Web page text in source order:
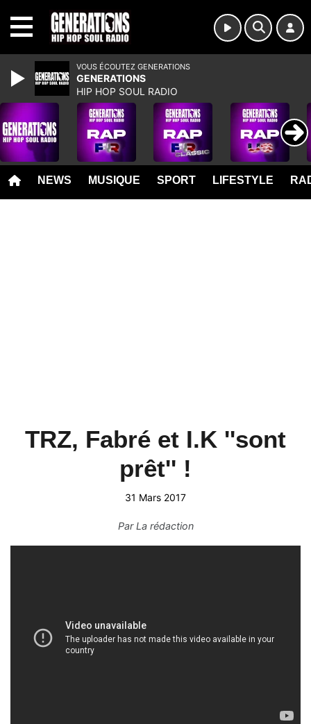
NEWS MUSIQUE SPORT LIFESTYLE
TRZ, Fabré et I.K ''sont
prêt'' !
31 Mars 2017
ParLa rédaction
VOUS ÉCOUTEZ GENERATIONS
GENERATIONS
HIP HOP SOUL RADIO